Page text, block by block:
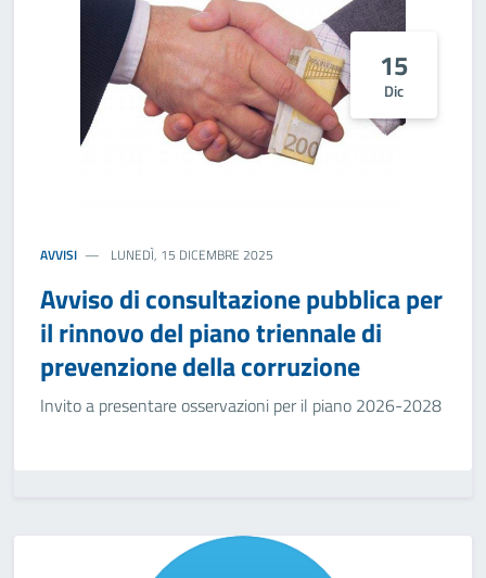
15
Dic
AVVISI LUNEDÌ, 15 DICEMBRE 2025
Avviso di consultazione pubblica per
il rinnovo del piano triennale di
prevenzione della corruzione
Invito a presentare osservazioni per il piano 2026-2028